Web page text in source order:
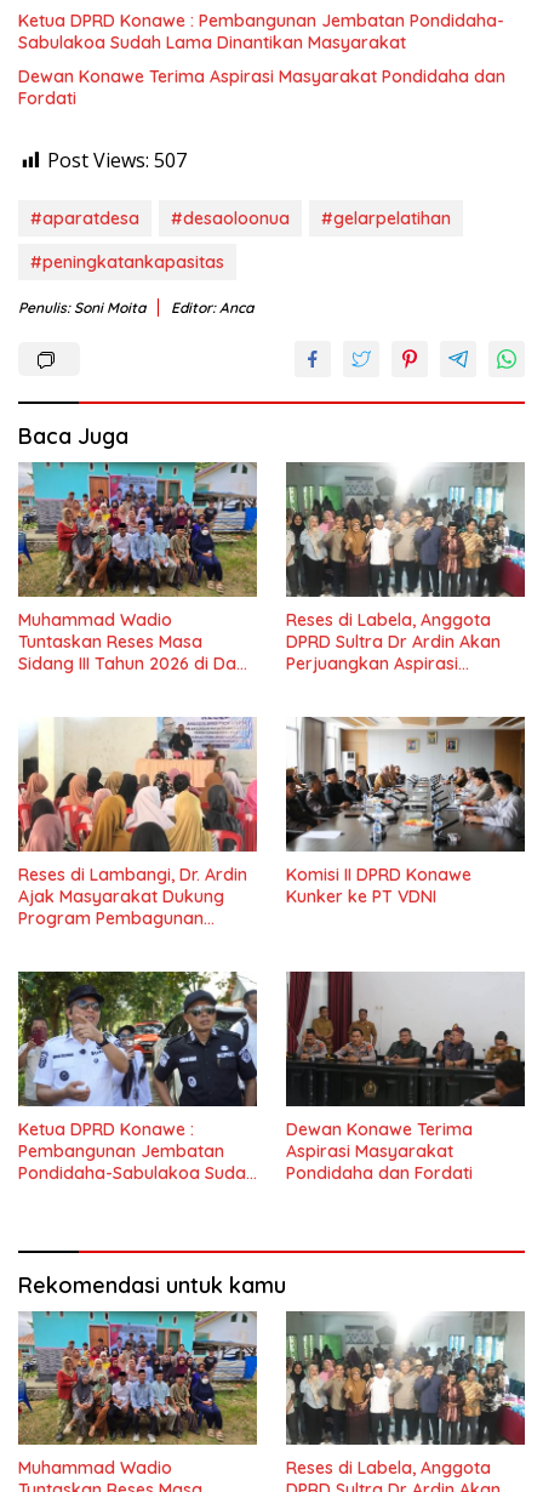
Ketua DPRD Konawe : Pembangunan Jembatan Pondidaha-
Sabulakoa Sudah Lama Dinantikan Masyarakat
Dewan Konawe Terima Aspirasi Masyarakat Pondidaha dan
Fordati
Post Views: 507
#aparatdesa #desaoloonua
#gelarpelatihan
#peningkatankapasitas
Penulis: Soni Moita Editor: Anca
Baca Juga
Muhammad Wadio
Tuntaskan Reses Masa
Sidang III Tahun 2026 di Dapil
Reses di Labela, Anggota
DPRD Sultra Dr Ardin Akan
Perjuangkan Aspirasi
Reses di Lambangi, Dr. Ardin
Ajak Masyarakat Dukung
Program Pembagunan
Komisi II DPRD Konawe
Kunker ke PT VDNI
Ketua DPRD Konawe :
Pembangunan Jembatan
Pondidaha-Sabulakoa Sudah
Dewan Konawe Terima
Aspirasi Masyarakat
Pondidaha dan Fordati
Rekomendasi untuk kamu
Muhammad Wadio
Reses di Labela, Anggota